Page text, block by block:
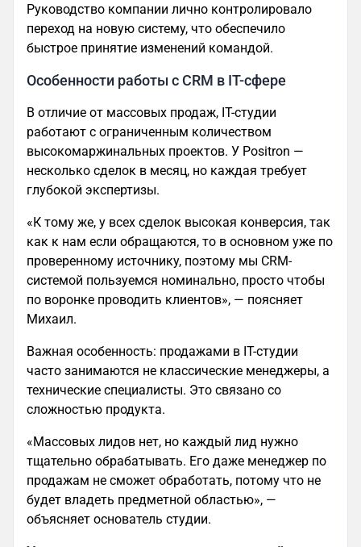
Руководство компании лично контролировало
переход на новую систему, что обеспечило
быстрое принятие изменений командой.
Особенности работы с CRM в IT-сфере
В отличие от массовых продаж, IT-студии
работают с ограниченным количеством
высокомаржинальных проектов. У Positron —
несколько сделок в месяц, но каждая требует
глубокой экспертизы.
«К тому же, у всех сделок высокая конверсия, так
как к нам если обращаются, то в основном уже по
проверенному источнику, поэтому мы CRM-
системой пользуемся номинально, просто чтобы
по воронке проводить клиентов», — поясняет
Михаил.
Важная особенность: продажами в IT-студии
часто занимаются не классические менеджеры, а
технические специалисты. Это связано со
сложностью продукта.
«Массовых лидов нет, но каждый лид нужно
тщательно обрабатывать. Его даже менеджер по
продажам не сможет обработать, потому что не
будет владеть предметной областью», —
объясняет основатель студии.